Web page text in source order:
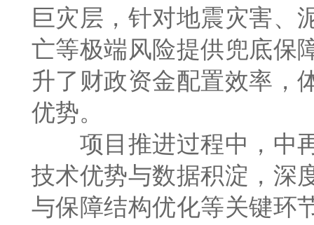
巨灾层，针对地震灾害、
亡等极端风险提供兜底保
升了财政资金配置效率，
优势。
项目推进过程中，中再
技术优势与数据积淀，深
与保障结构优化等关键环